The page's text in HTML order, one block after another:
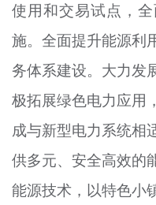
使用和交易试点，
施。全面提升能源利
务体系建设。大力发
极拓展绿色电力应用
成与新型电力系统相
供多元、安全高效的
能源技术，以特色小